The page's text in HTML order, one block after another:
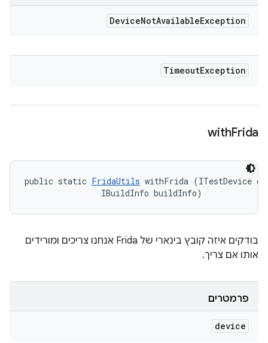
DeviceNotAvailableException
TimeoutException
withFrida
public static FridaUtils withFrida (ITestDevice
                IBuildInfo buildInfo)
בודקים איזה קובץ בינארי של Frida אנחנו צריכים ומורידים
אותו אם צריך.
פרמטרים
device